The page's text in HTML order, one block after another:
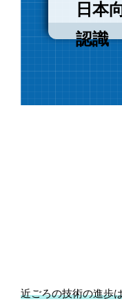
日本
認識
近ごろの技術の進歩